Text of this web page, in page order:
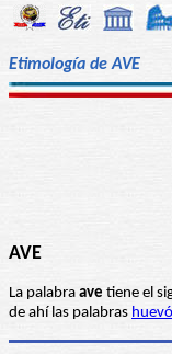
Etimología de AVE
AVE
La palabra ave tiene el
de ahí las palabras